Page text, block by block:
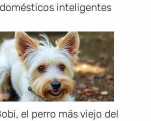
inteligentes
el perro más viejo del